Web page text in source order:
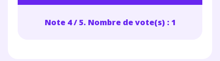
Note 4 / 5. Nombre de vote(s) : 1
la marque myMaxicours, afin que SEJER puisse vous donner
savoir plus sur la gestion de vos données personnelles et